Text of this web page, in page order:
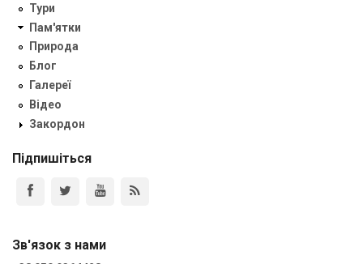
Тури
Пам'ятки
Природа
Блог
Галереї
Відео
Закордон
Підпишіться
Зв'язок з нами